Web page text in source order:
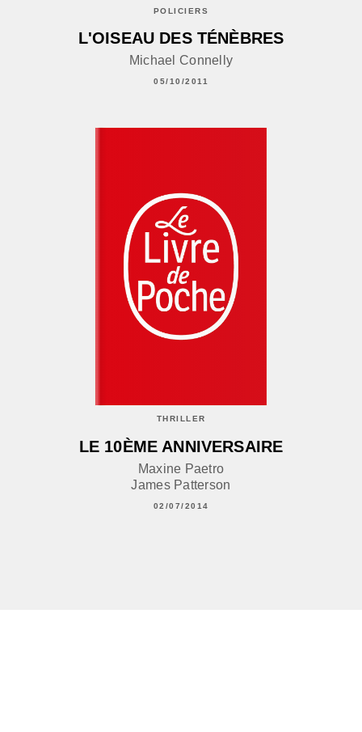
POLICIERS
L'OISEAU DES TÉNÈBRES
Michael Connelly
05/10/2011
THRILLER
LE 10ÈME ANNIVERSAIRE
Maxine Paetro
James Patterson
02/07/2014